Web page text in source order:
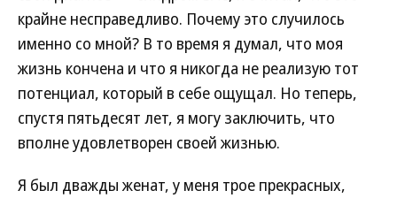
крайне несправедливо. Почему это случилось
именно со мной? В то время я думал, что моя
жизнь кончена и что я никогда не реализую тот
потенциал, который в себе ощущал. Но теперь,
спустя пятьдесят лет, я могу заключить, что
вполне удовлетворен своей жизнью.
Я был дважды женат, у меня трое прекрасных,